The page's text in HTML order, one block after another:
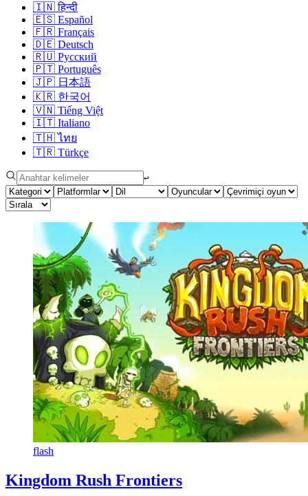
🇮🇳 हिन्दी
🇪🇸 Español
🇫🇷 Français
🇩🇪 Deutsch
🇷🇺 Русский
🇵🇹 Português
🇯🇵 日本語
🇰🇷 한국어
🇻🇳 Tiếng Việt
🇮🇹 Italiano
🇹🇭 ไทย
🇹🇷 Türkçe
↩︎
flash
Kingdom Rush Frontiers